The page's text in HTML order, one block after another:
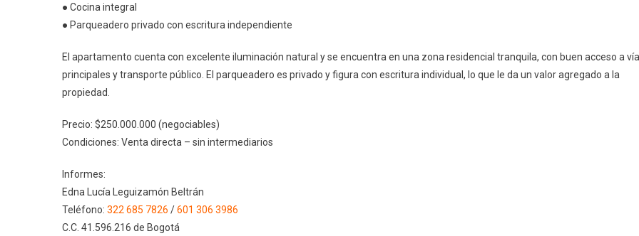
● Cocina integral
● Parqueadero privado con escritura independiente
El apartamento cuenta con excelente iluminación natural y se encuentra en una zona residencial tranquila, con buen acceso a
principales y transporte público. El parqueadero es privado y figura con escritura individual, lo que le da un valor agregado a la
propiedad.
Precio: $250.000.000 (negociables)
Condiciones: Venta directa – sin intermediarios
Informes:
Edna Lucía Leguizamón Beltrán
Teléfono: 322 685 7826 /601 306 3986
C.C. 41.596.216 de Bogotá